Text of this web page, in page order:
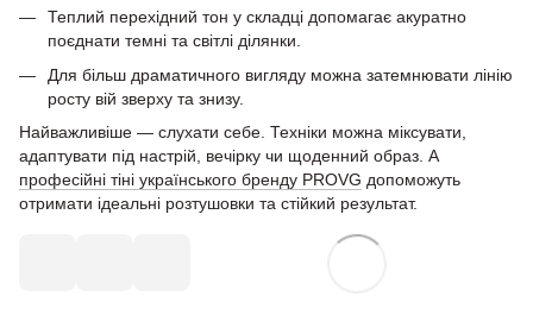
Теплий перехідний тон у складці допомагає акуратно
поєднати темні та світлі ділянки.
Для більш драматичного вигляду можна затемнювати лінію
росту вій зверху та знизу.
Найважливіше — слухати себе. Техніки можна міксувати,
адаптувати під настрій, вечірку чи щоденний образ. А
професійні тіні українського бренду PROVG допоможуть
отримати ідеальні розтушовки та стійкий результат.